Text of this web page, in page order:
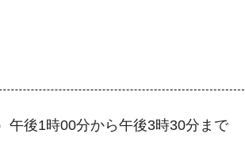
午後1時00分から午後3時30分まで